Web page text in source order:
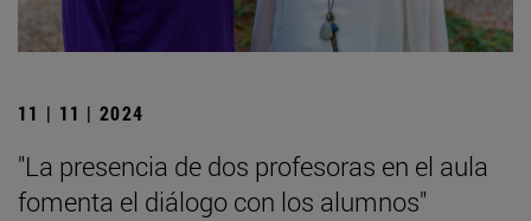
11 | 11 | 2024
"La presencia de dos profesoras en el aula
fomenta el diálogo con los alumnos"